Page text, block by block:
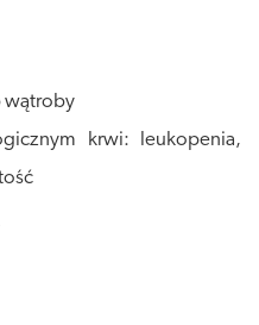
wątroby
krwi: leukopenia,